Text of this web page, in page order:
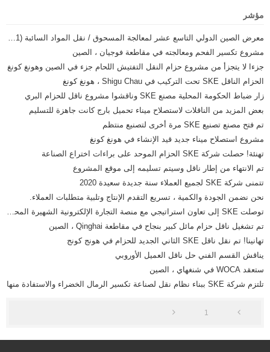
مؤشر
معرض الصين الدولي التاسع عشر لمعالجة المسحوق / نقل المواد السائبة (IPB2021)
مشروع تكسير الفحم ومعالجته في مقاطعة فوجيان ، الصين
جزءا لا يتجزأ من مشروع حزام النقل التفتيش اللحام جزء في الصين وهونغ كونغ
الحزام الناقل SKE تحت التركيب في Shigu Chau ، هونغ كونغ
زار ضباط الحكومة المحلية مصنع SKE وناقشوا مشروع ناقل للحزام البري
بعض المزيد من الناقلات لاستصلاح ميناء تحميل بارج كانت جاهزة للتسليم
تم فتح مصنع تصنيع SKE مرة أخرى لتصنيع منتظم
مشروع استصلاح ميناء جديد قيد الإنشاء في هونغ كونغ
تهنئة! حصلت شركة SKE الحزام الموحد على براءات اختراع الصناعة
تم الانتهاء من إطار ناقل وسيتم تسليمه إلى موقع المشروع
تتمنى شركة SKE لجميع العملاء سنة جديدة سعيدة 2020
نحن نضمن الجودة والكمية ، تسريع التقدم الإنتاج وتلبية متطلبات العملاء.
توصلت SKE إلى تعاون استراتيجي مع منصة التجارة الإلكترونية الشهيرة المحلية
تم تشغيل ناقل حزام مائل كبير بنجاح في مقاطعة Qinghai ، الصين
تهانينا! تم نقل ناقل SKE الثاني الجديد للحزام في هونج كونج
يناقش القسم الفني حل ناقل العميل الأوروبي
ستعقد WOCA في شنغهاي ، الصين
تلتزم شركة SKE ببناء نظام نقل لصناعة تكسير الرمال الخضراء والاستفادة منها
1